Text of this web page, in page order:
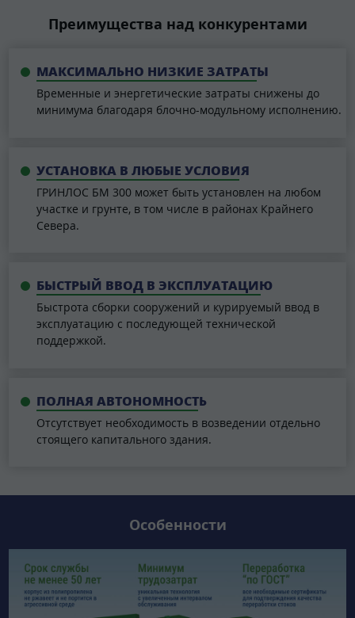
Преимущества над конкурентами
МАКСИМАЛЬНО НИЗКИЕ ЗАТРАТЫ
Временные и энергетические затраты снижены до
минимума благодаря блочно-модульному исполнению.
УСТАНОВКА В ЛЮБЫЕ УСЛОВИЯ
ГРИНЛОС БМ 300 может быть установлен на любом
участке и грунте, в том числе в районах Крайнего
Севера.
БЫСТРЫЙ ВВОД В ЭКСПЛУАТАЦИЮ
Быстрота сборки сооружений и курируемый ввод в
эксплуатацию с последующей технической
поддержкой.
ПОЛНАЯ АВТОНОМНОСТЬ
Отсутствует необходимость в возведении отдельно
стоящего капитального здания.
Особенности